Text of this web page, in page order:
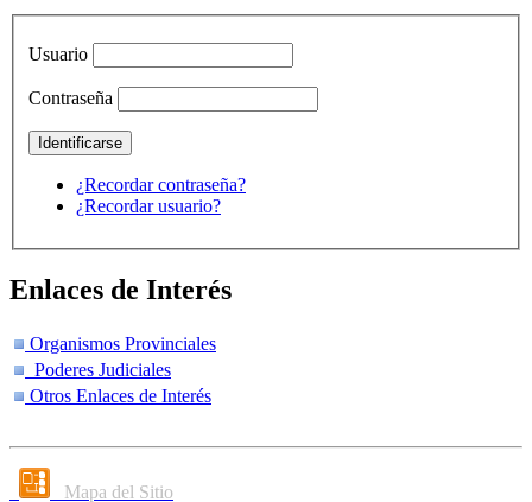
Usuario
Contraseña
¿Recordar contraseña?
¿Recordar usuario?
Enlaces de Interés
Organismos Provinciales
Poderes Judiciales
Otros Enlaces de Interés
Mapa del Sitio